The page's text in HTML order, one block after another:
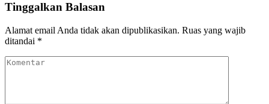
Tinggalkan Balasan
Alamat email Anda tidak akan dipublikasikan. Ruas yang wajib
ditandai *